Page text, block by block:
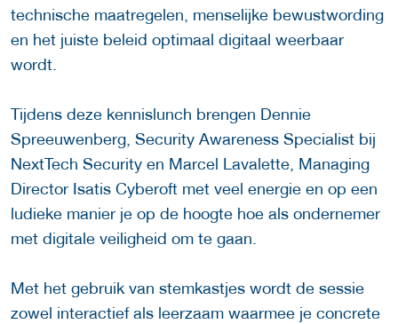
technische maatregelen, menselijke bewustwording
en het juiste beleid optimaal digitaal weerbaar
wordt.
Tijdens deze kennislunch brengen Dennie
Spreeuwenberg, Security Awareness Specialist bij
NextTech Security en Marcel Lavalette, Managing
Director Isatis Cyberoft met veel energie en op een
ludieke manier je op de hoogte hoe als ondernemer
met digitale veiligheid om te gaan.
Met het gebruik van stemkastjes wordt de sessie
zowel interactief als leerzaam waarmee je concrete